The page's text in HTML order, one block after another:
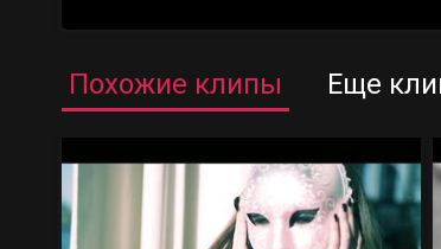
Похожие клипы Еще